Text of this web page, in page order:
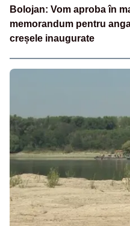
Bolojan: Vom aproba în
memorandum pentru
creșele inaugurate